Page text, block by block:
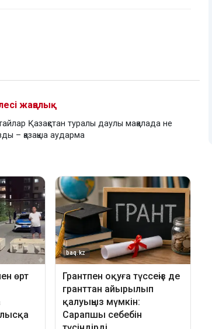
жаңалық
Қазақстан туралы даулы мақалада не
– қазақша аударма